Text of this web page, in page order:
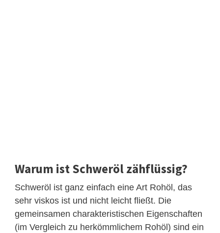
Warum ist Schweröl zähflüssig?
Schweröl ist ganz einfach eine Art Rohöl, das
sehr viskos ist und nicht leicht fließt. Die
gemeinsamen charakteristischen Eigenschaften
(im Vergleich zu herkömmlichem Rohöl) sind ein